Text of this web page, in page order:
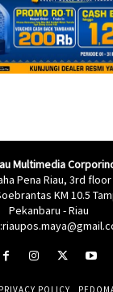
Multimedia
Pena Riau, 3rd floor
KM 10.5
Pekanbaru - Riau